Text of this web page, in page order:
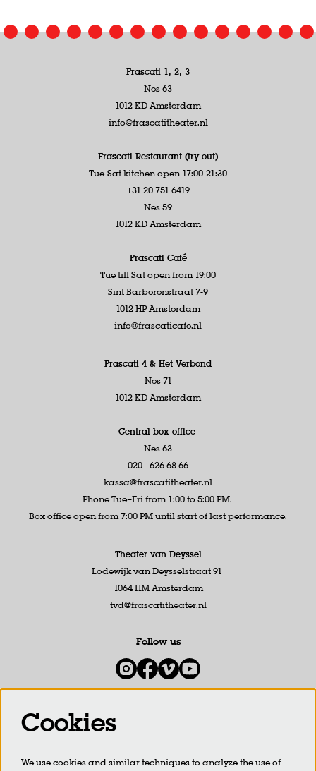
Frascati 1, 2, 3
Nes 63
1012 KD Amsterdam
info@frascatitheater.nl
Frascati Restaurant (try-out)
Tue-Sat kitchen open 17:00-21:30
+31 20 751 6419
Nes 59
1012 KD Amsterdam
Frascati Café
Tue till Sat open from 19:00
Sint Barberenstraat 7-9
1012 HP Amsterdam
info@frascaticafe.nl
Frascati 4 & Het Verbond
Nes 71
1012 KD Amsterdam
Central box office
Nes 63
020 - 626 68 66
kassa@frascatitheater.nl
Phone Tue–Fri from 1:00 to 5:00 PM.
Box office open from 7:00 PM until start of last performance.
Theater van Deyssel
Lodewijk van Deysselstraat 91
1064 HM Amsterdam
tvd@frascatitheater.nl
Follow us
Cookies
We use cookies and similar techniques to analyze the use of